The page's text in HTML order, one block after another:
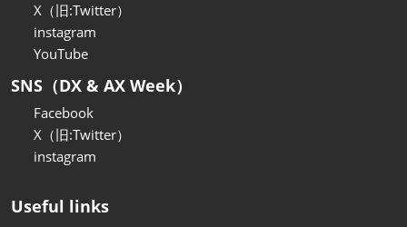
X（旧:Twitter）
instagram
YouTube
SNS（DX & AX Week）
Facebook
X（旧:Twitter）
instagram
Useful links